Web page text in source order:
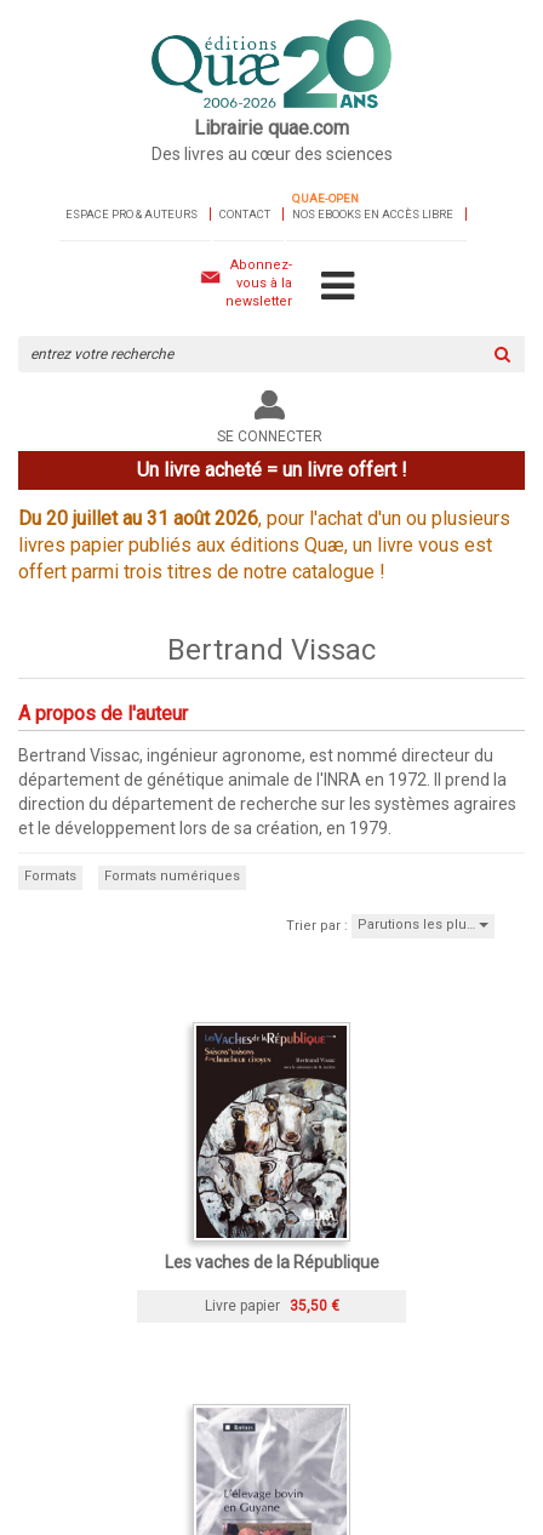
Librairie quae.com
Des livres au cœur des sciences
ESPACE PRO & AUTEURS CONTACT
QUAE-OPEN
NOS EBOOKS EN ACCÈS LIBRE
Abonnez-
vous à la
newsletter
le
site
SE CONNECTER
Un livre acheté = un livre offert !
Du 20 juillet au 31 août 2026, pour l'achat d'un ou plusieurs
livres papier publiés aux éditions Quæ, un livre vous est
offert parmi trois titres de notre catalogue !
Bertrand Vissac
A propos de l'auteur
Bertrand Vissac, ingénieur agronome, est nommé directeur du
département de génétique animale de l'INRA en 1972. Il prend la
direction du département de recherche sur les systèmes agraires
et le développement lors de sa création, en 1979.
Formats Formats numériques
Trier par : Parutions les plu…
Les vaches de la République
Livre papier 35,50 €